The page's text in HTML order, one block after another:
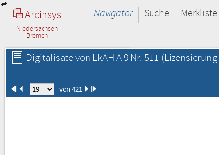
Arcinsys
Niedersachsen
Bremen
Navigator Suche Merkliste
Digitalisate von LkAH A 9 Nr. 511
von 421